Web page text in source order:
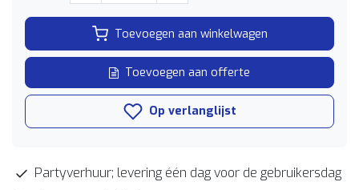
Toevoegen aan winkelwagen
Toevoegen aan offerte
Op verlanglijst
Partyverhuur; levering één dag voor de gebruikersdag